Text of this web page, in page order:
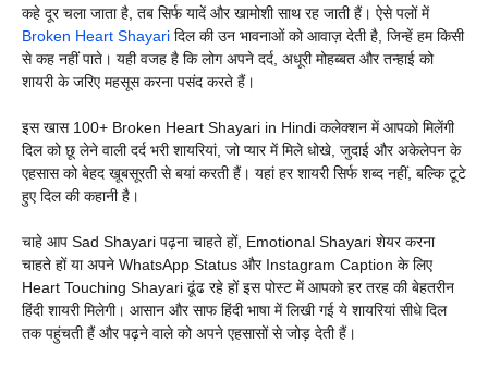
कहे दूर चला जाता है, तब सिर्फ यादें और खामोशी साथ रह जाती हैं। ऐसे पलों में
Broken Heart Shayari दिल की उन भावनाओं को आवाज़ देती है, जिन्हें हम किसी
से कह नहीं पाते। यही वजह है कि लोग अपने दर्द, अधूरी मोहब्बत और तन्हाई को
शायरी के जरिए महसूस करना पसंद करते हैं।
इस खास 100+ Broken Heart Shayari in Hindi कलेक्शन में आपको मिलेंगी
दिल को छू लेने वाली दर्द भरी शायरियां, जो प्यार में मिले धोखे, जुदाई और अकेलेपन के
एहसास को बेहद खूबसूरती से बयां करती हैं। यहां हर शायरी सिर्फ शब्द नहीं, बल्कि टूटे
हुए दिल की कहानी है।
चाहे आप Sad Shayari पढ़ना चाहते हों, Emotional Shayari शेयर करना
चाहते हों या अपने WhatsApp Status और Instagram Caption के लिए
Heart Touching Shayari ढूंढ रहे हों इस पोस्ट में आपको हर तरह की बेहतरीन
हिंदी शायरी मिलेगी। आसान और साफ हिंदी भाषा में लिखी गई ये शायरियां सीधे दिल
तक पहुंचती हैं और पढ़ने वाले को अपने एहसासों से जोड़ देती हैं।